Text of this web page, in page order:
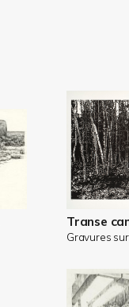
Transe
Gravures